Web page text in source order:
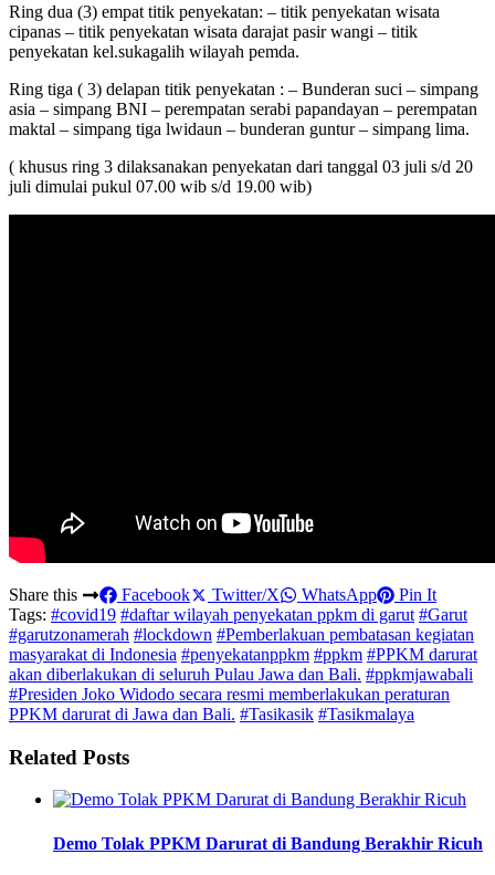
Ring dua (3) empat titik penyekatan: – titik penyekatan wisata
cipanas – titik penyekatan wisata darajat pasir wangi – titik
penyekatan kel.sukagalih wilayah pemda.
Ring tiga ( 3) delapan titik penyekatan : – Bunderan suci – simpang
asia – simpang BNI – perempatan serabi papandayan – perempatan
maktal – simpang tiga lwidaun – bunderan guntur – simpang lima.
( khusus ring 3 dilaksanakan penyekatan dari tanggal 03 juli s/d 20
juli dimulai pukul 07.00 wib s/d 19.00 wib)
Share this Facebook Twitter/X WhatsApp
Pin It
Tags: #covid19 #daftar wilayah penyekatan ppkm di garut #Garut
#garutzonamerah #lockdown #Pemberlakuan pembatasan kegiatan
masyarakat di Indonesia #penyekatanppkm #ppkm #PPKM darurat
akan diberlakukan di seluruh Pulau Jawa dan Bali. #ppkmjawabali
#Presiden Joko Widodo secara resmi memberlakukan peraturan
PPKM darurat di Jawa dan Bali. #Tasikasik #Tasikmalaya
Related Posts
Demo Tolak PPKM Darurat di Bandung Berakhir Ricuh